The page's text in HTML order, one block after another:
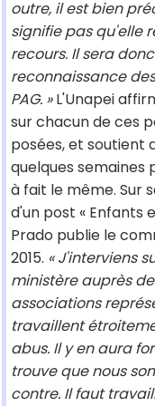
outre, il est bien
signifie pas qu'elle
recours. Il sera
reconnaissance
PAG. »L'Unapei
sur chacun de ces
posées, et soutient
quelques semaines
à fait le même. Sur
d'un post « Enfants
Prado publie le
2015. « J'interviens
ministère auprès
associations
travaillent
abus. Il y en aura
trouve que nous
contre. Il faut